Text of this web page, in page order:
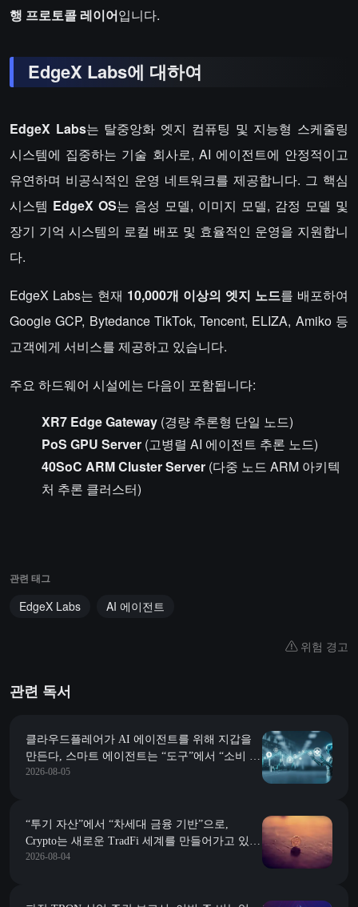
행 프로토콜 레이어입니다.
EdgeX Labs에 대하여
EdgeX Labs는 탈중앙화 엣지 컴퓨팅 및 지능형 스케줄링
시스템에 집중하는 기술 회사로, AI 에이전트에 안정적이고
유연하며 비공식적인 운영 네트워크를 제공합니다. 그 핵심
시스템 EdgeX OS는 음성 모델, 이미지 모델, 감정 모델 및
장기 기억 시스템의 로컬 배포 및 효율적인 운영을 지원합니
다.
EdgeX Labs는 현재 10,000개 이상의 엣지 노드를 배포하여
Google GCP, Bytedance TikTok, Tencent, ELIZA, Amiko 등
고객에게 서비스를 제공하고 있습니다.
주요 하드웨어 시설에는 다음이 포함됩니다:
XR7 Edge Gateway (경량 추론형 단일 노드)
PoS GPU Server (고병렬 AI 에이전트 추론 노드)
40SoC ARM Cluster Server (다중 노드 ARM 아키텍
처 추론 클러스터)
관련 태그
EdgeX Labs AI 에이전트
위험 경고
관련 독서
클라우드플레어가 AI 에이전트를 위해 지갑을
만든다, 스마트 에이전트는 “도구”에서 “소비 주
체”로 변모할 것인가?
2026-08-05
“투기 자산”에서 “차세대 금융 기반”으로,
Crypto는 새로운 TradFi 세계를 만들어가고 있나
요?
2026-08-04